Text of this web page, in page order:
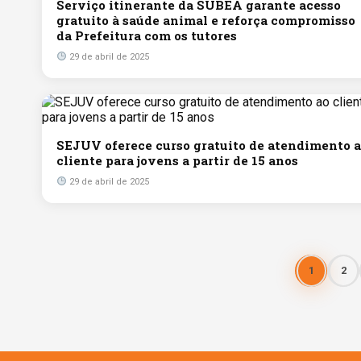
Serviço itinerante da SUBEA garante acesso
gratuito à saúde animal e reforça compromisso
da Prefeitura com os tutores
29 de abril de 2025
SEJUV oferece curso gratuito de atendimento
cliente para jovens a partir de 15 anos
29 de abril de 2025
1 2